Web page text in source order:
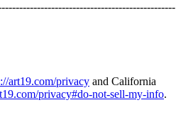
art19.com/privacy and California
privacy#do-not-sell-my-info.